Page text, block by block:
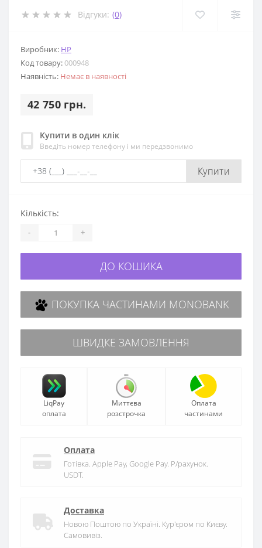
Відгуки: (0)
Виробник: HP
Код товару:000948
Наявність: Немає в наявності
42 750 грн.
Купити в один клік
Введіть номер телефону і ми передзвонимо
Купити
Кількість:
- +
ДО КОШИКА
ПОКУПКА ЧАСТИНАМИ MONOBANK
ШВИДКЕ ЗАМОВЛЕННЯ
LiqPay
оплата
Миттєва
розстрочка
Оплата
частинами
Оплата
Готівка. Apple Pay, Google Pay. Р/рахунок.
USDT.
Доставка
Новою Поштою по Україні. Кур'єром по Києву.
Самовивіз.